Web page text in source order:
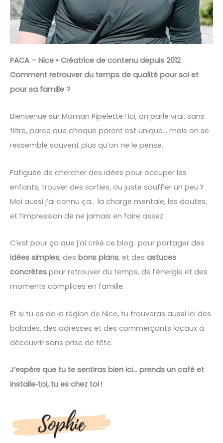
PACA – Nice • Créatrice de contenu depuis 2012
Comment retrouver du temps de qualité pour soi et
pour sa famille ?
Bienvenue sur Maman Pipelette ! Ici, on parle vrai, sans
filtre, parce que chaque parent est unique… mais on se
ressemble souvent plus qu’on ne le pense.
Fatiguée de chercher des idées pour occuper les
enfants, trouver des sorties, ou juste souffler un peu ?
Moi aussi j’ai connu ça… la charge mentale, les doutes,
et l’impression de ne jamais en faire assez.
C’est pour ça que j’ai créé ce blog : pour partager des
idées simples, des bons plans, et des astuces
concrètes pour retrouver du temps, de l’énergie et des
moments complices en famille.
Et si tu es de la région de Nice, tu trouveras aussi ici des
balades, des adresses et des commerçants locaux à
découvrir sans prise de tête.
J’espère que tu te sentiras bien ici… prends un café et
installe‑toi, tu es chez toi !